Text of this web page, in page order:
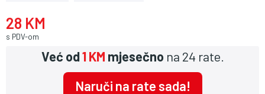
28 KM
s PDV-om
Već od1 KM mjesečno na 24 rate.
Naruči na rate sada!